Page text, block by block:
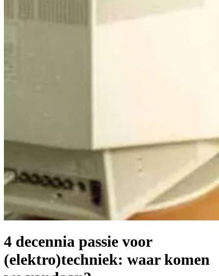
4 decennia passie voor
(elektro)techniek: waar komen